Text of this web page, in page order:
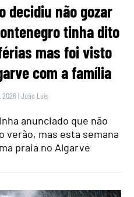
decidiu não gozar
tinha dito
mas foi visto
com a família
2026 |João Luís
anunciado que não
verão, mas esta semana
praia no Algarve